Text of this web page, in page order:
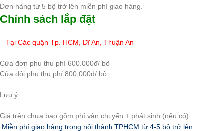
Đơn hàng từ 5 bộ trở lên miễn phí giao hàng.
Chính sách lắp đặt
– Tại Các quận Tp. HCM, Dĩ An, Thuận An
Cửa đơn phụ thu phí 600,000đ/ bộ
Cửa đôi phụ thu phí 800,000đ/ bộ
Lưu ý:
Giá trên chưa bao gồm phí vận chuyển + phát sinh (nếu có)
Miễn phí giao hàng trong nội thành TPHCM từ 4-5 bộ trở lên.